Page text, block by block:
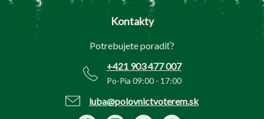
Kontakty
Potrebujete poradiť?
+421 903 477 007
Po-Pia 09:00 - 17:00
luba@polovnictvoterem.sk